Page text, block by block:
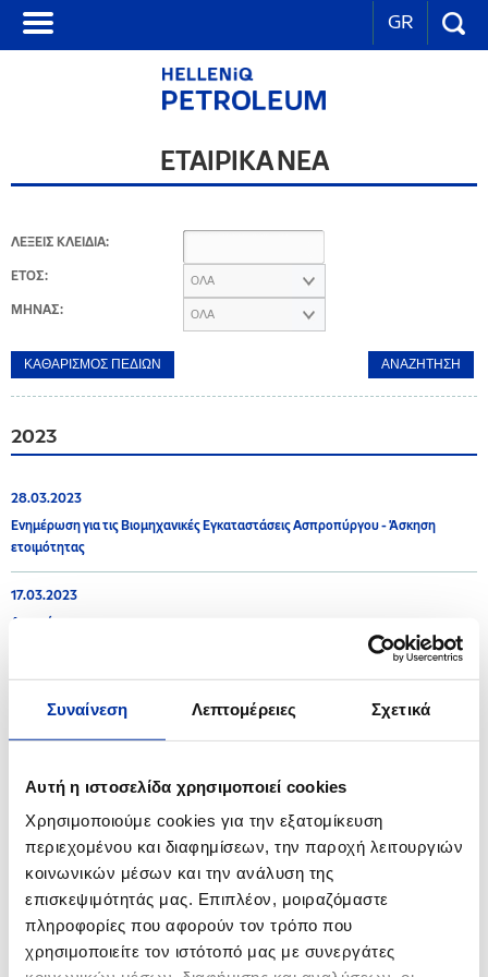
Συναίνεση Λεπτομέρειες Σχετικά
Αυτή η ιστοσελίδα χρησιμοποιεί cookies
Χρησιμοποιούμε cookies για την εξατομίκευση
περιεχομένου και διαφημίσεων, την παροχή λειτουργιών
κοινωνικών μέσων και την ανάλυση της
επισκεψιμότητάς μας. Επιπλέον, μοιραζόμαστε
πληροφορίες που αφορούν τον τρόπο που
χρησιμοποιείτε τον ιστότοπό μας με συνεργάτες
GR
ΕΤΑΙΡΙΚΑ ΝΕΑ
ΛΕΞΕΙΣ ΚΛΕΙΔΙΑ:
ΕΤΟΣ: ΟΛΑ
ΜΗΝΑΣ: ΟΛΑ
2023
28.03.2023
Ενημέρωση για τις Βιομηχανικές Εγκαταστάσεις Ασπροπύργου - Άσκηση
ετοιμότητας
17.03.2023
Ανακοίνωση
«Γαλανόλευκων Αστεριών»
Ανακοίνωση για τις Βιομηχανικές Εγκαταστάσεις Ασπροπύργου και
Ελευσίνας
2022
08.11.2022